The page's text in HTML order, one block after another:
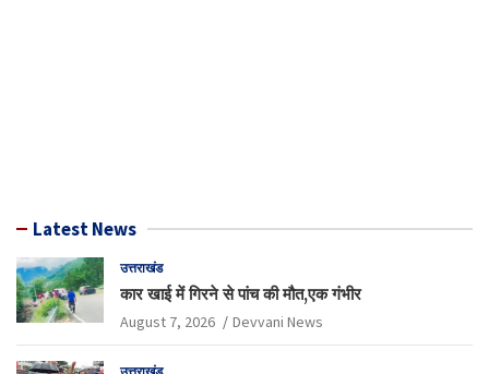
Latest News
उत्तराखंड
कार खाई में गिरने से पांच की मौत,एक गंभीर
August 7, 2026 Devvani News